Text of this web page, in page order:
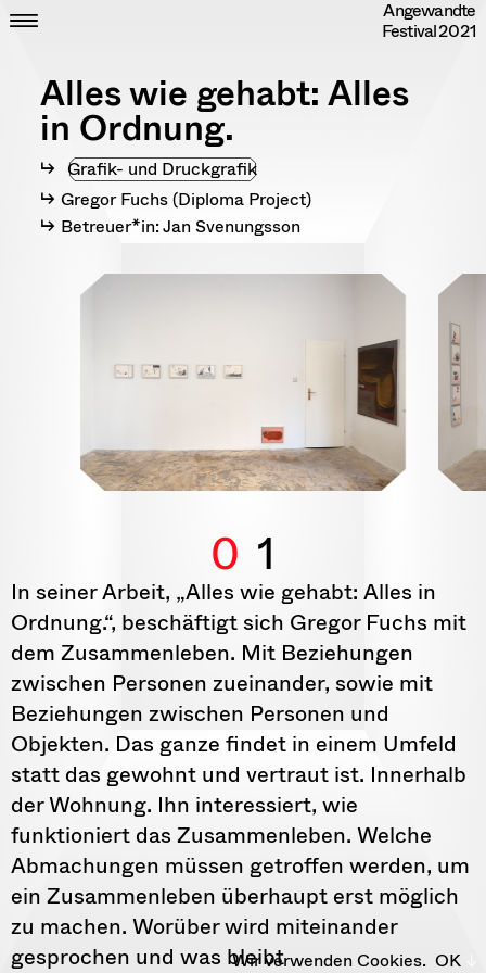
Skip
to
Angewandte
Festival2021
ZEIT
RANDOM
IMPRESSUM
DATENSCHUTZ
Alles wie gehabt: Alles
in Ordnung.
Grafik- und Druckgrafik
Gregor Fuchs (Diploma Project)
Betreuer*in: Jan Svenungsson
0 1
In seiner Arbeit, „Alles wie gehabt: Alles in
Ordnung.“, beschäftigt sich Gregor Fuchs mit
dem Zusammenleben. Mit Beziehungen
zwischen Personen zueinander, sowie mit
Beziehungen zwischen Personen und
Objekten. Das ganze findet in einem Umfeld
statt das gewohnt und vertraut ist. Innerhalb
der Wohnung. Ihn interessiert, wie
funktioniert das Zusammenleben. Welche
Abmachungen müssen getroffen werden, um
ein Zusammenleben überhaupt erst möglich
zu machen. Worüber wird miteinander
gesprochen und was bleibtWir verwenden Cookies. OK